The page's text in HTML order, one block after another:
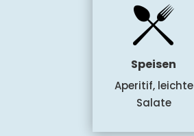
Speisen
Aperitif, leichte
Salate